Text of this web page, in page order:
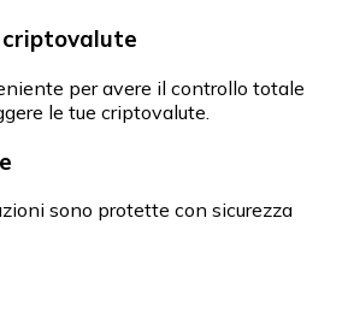
per avere il controllo totale
le tue criptovalute.
sono protette con sicurezza